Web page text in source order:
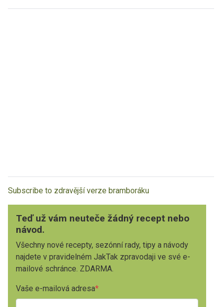
Subscribe to zdravější verze bramboráku
Teď už vám neuteče žádný recept nebo
návod.
Všechny nové recepty, sezónní rady, tipy a návody
najdete v pravidelném JakTak zpravodaji ve své e-
mailové schránce. ZDARMA.
Vaše e-mailová adresa